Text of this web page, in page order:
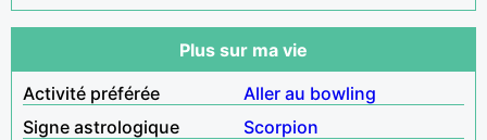
Plus sur ma vie
Activité préférée
Aller au bowling
Signe astrologique
Scorpion